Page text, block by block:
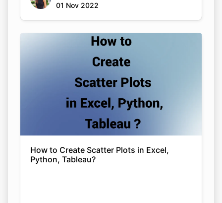
01 Nov 2022
How to Create Scatter Plots in Excel,
Python, Tableau?